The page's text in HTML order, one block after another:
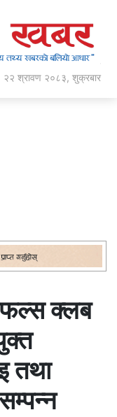
२२ श्रावण २०८३, शुक्रबार
क्लब
तथा